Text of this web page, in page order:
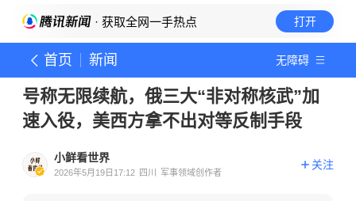
· 获取全网一手热点 打开
首页 新闻 无障碍
号称无限续航，俄三大“非对称核武”加
速入役，美西方拿不出对等反制手段
小鲜看世界
2026年5月19日17:12 四川 军事领域创作者
关注